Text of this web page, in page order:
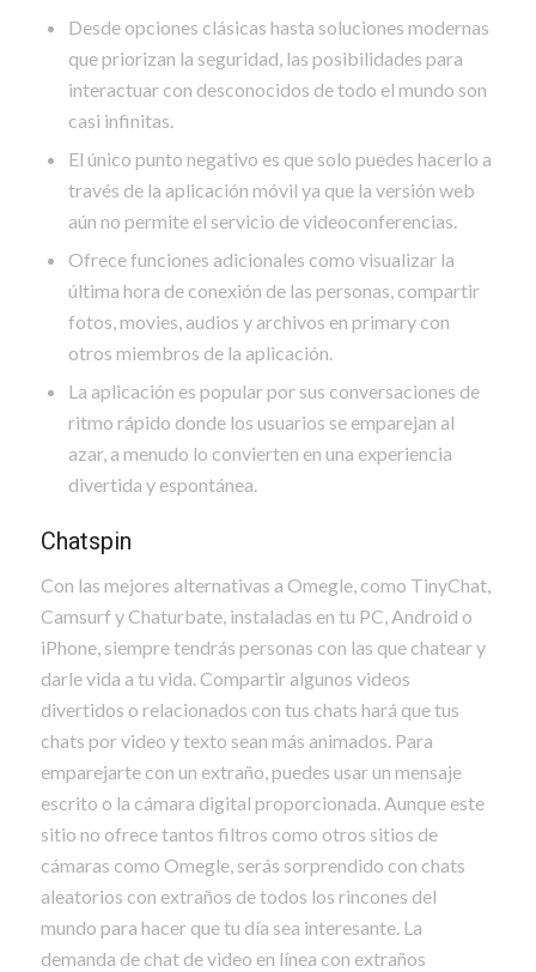
Desde opciones clásicas hasta soluciones modernas
que priorizan la seguridad, las posibilidades para
interactuar con desconocidos de todo el mundo son
casi infinitas.
El único punto negativo es que solo puedes hacerlo a
través de la aplicación móvil ya que la versión web
aún no permite el servicio de videoconferencias.
Ofrece funciones adicionales como visualizar la
última hora de conexión de las personas, compartir
fotos, movies, audios y archivos en primary con
otros miembros de la aplicación.
La aplicación es popular por sus conversaciones de
ritmo rápido donde los usuarios se emparejan al
azar, a menudo lo convierten en una experiencia
divertida y espontánea.
Chatspin
Con las mejores alternativas a Omegle, como TinyChat,
Camsurf y Chaturbate, instaladas en tu PC, Android o
iPhone, siempre tendrás personas con las que chatear y
darle vida a tu vida. Compartir algunos videos
divertidos o relacionados con tus chats hará que tus
chats por video y texto sean más animados. Para
emparejarte con un extraño, puedes usar un mensaje
escrito o la cámara digital proporcionada. Aunque este
sitio no ofrece tantos filtros como otros sitios de
cámaras como Omegle, serás sorprendido con chats
aleatorios con extraños de todos los rincones del
mundo para hacer que tu día sea interesante. La
demanda de chat de video en línea con extraños